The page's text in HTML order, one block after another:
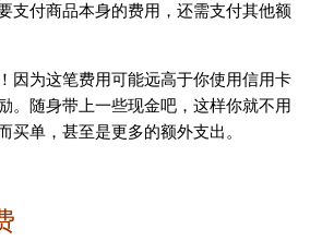
支付商品本身的费用，还需支付其他额
因为这笔费用可能远高于你使用信用卡
。随身带上一些现金吧，这样你就不用
买单，甚至是更多的额外支出。